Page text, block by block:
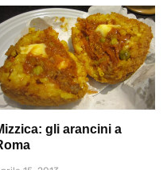
gli arancini a